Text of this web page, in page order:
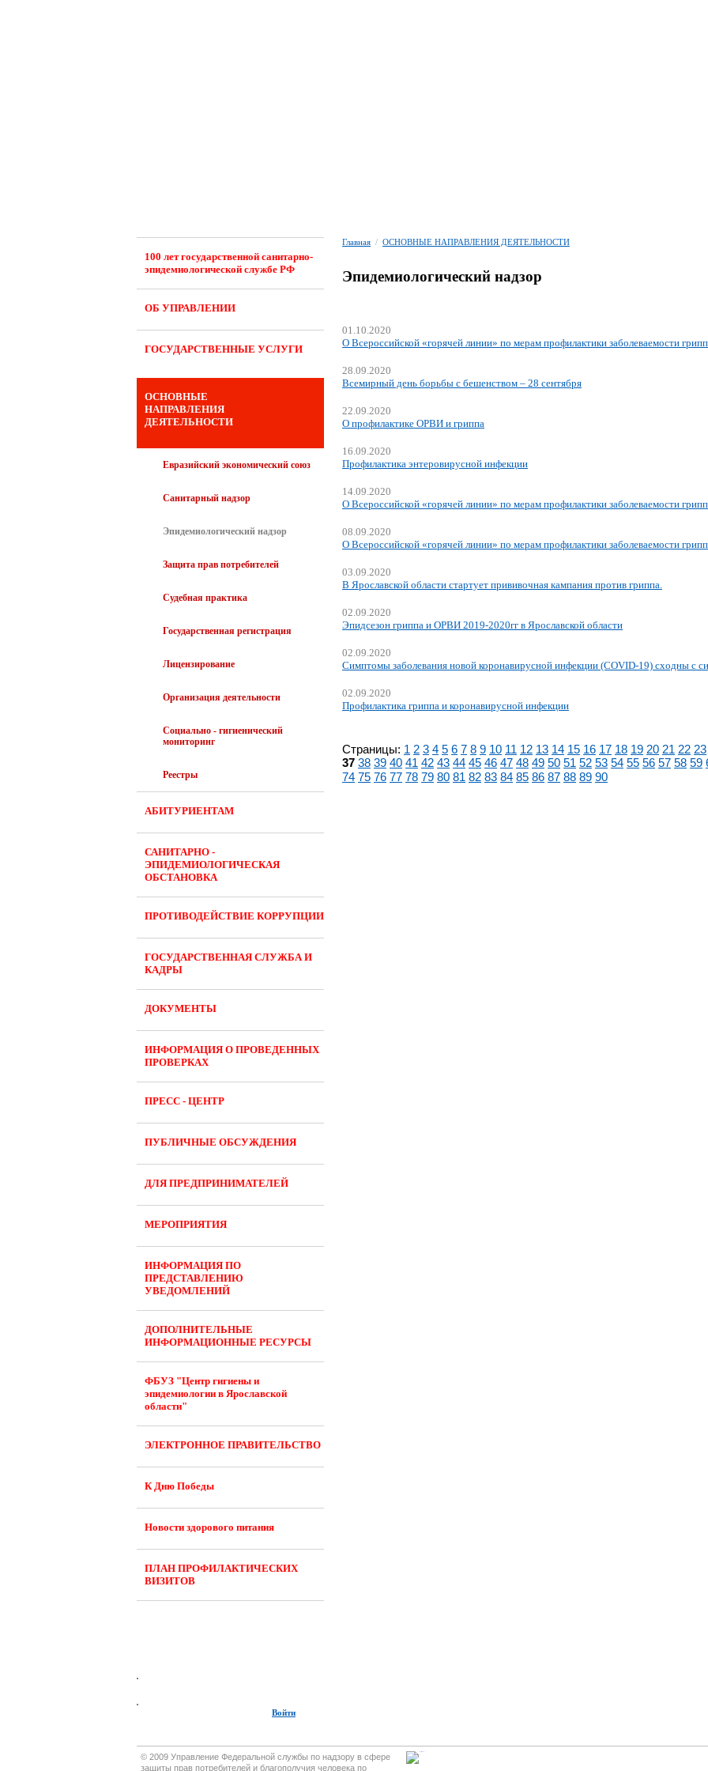
100 лет государственной санитарно-
эпидемиологической службе РФ
ОБ УПРАВЛЕНИИ
ГОСУДАРСТВЕННЫЕ УСЛУГИ
ОСНОВНЫЕ
НАПРАВЛЕНИЯ
ДЕЯТЕЛЬНОСТИ
Евразийский экономический союз
Санитарный надзор
Эпидемиологический надзор
Защита прав потребителей
Судебная практика
Государственная регистрация
Лицензирование
Организация деятельности
Социально - гигиенический
мониторинг
Реестры
АБИТУРИЕНТАМ
САНИТАРНО -
ЭПИДЕМИОЛОГИЧЕСКАЯ
ОБСТАНОВКА
ПРОТИВОДЕЙСТВИЕ КОРРУПЦИИ
ГОСУДАРСТВЕННАЯ СЛУЖБА И
КАДРЫ
ДОКУМЕНТЫ
ИНФОРМАЦИЯ О ПРОВЕДЕННЫХ
ПРОВЕРКАХ
ПРЕСС - ЦЕНТР
ПУБЛИЧНЫЕ ОБСУЖДЕНИЯ
ДЛЯ ПРЕДПРИНИМАТЕЛЕЙ
МЕРОПРИЯТИЯ
ИНФОРМАЦИЯ ПО
ПРЕДСТАВЛЕНИЮ
УВЕДОМЛЕНИЙ
ДОПОЛНИТЕЛЬНЫЕ
ИНФОРМАЦИОННЫЕ РЕСУРСЫ
ФБУЗ "Центр гигиены и
эпидемиологии в Ярославской
области"
ЭЛЕКТРОННОЕ ПРАВИТЕЛЬСТВО
К Дню Победы
Новости здорового питания
ПЛАН ПРОФИЛАКТИЧЕСКИХ
ВИЗИТОВ
Войти
Главная / ОСНОВНЫЕ НАПРАВЛЕНИЯ ДЕЯТЕЛЬНОСТИ
Эпидемиологический надзор
01.10.2020
О Всероссийской «горячей линии» по мерам профилактики заболеваемости
28.09.2020
Всемирный день борьбы с бешенством – 28 сентября
22.09.2020
О профилактике ОРВИ и гриппа
16.09.2020
Профилактика энтеровирусной инфекции
14.09.2020
О Всероссийской «горячей линии» по мерам профилактики заболеваемости
08.09.2020
О Всероссийской «горячей линии» по мерам профилактики заболеваемости
03.09.2020
В Ярославской области стартует прививочная кампания против гриппа.
02.09.2020
Эпидсезон гриппа и ОРВИ 2019-2020гг в Ярославской области
02.09.2020
Симптомы заболевания новой коронавирусной инфекции (COVID-19) сходны с
02.09.2020
Профилактика гриппа и коронавирусной инфекции
Страницы: 1 2 3 4 5 6 7 8 9 10 11 12 13 14 15 16 17 18 19 20 21 22 23
37 38 39 40 41 42 43 44 45 46 47 48 49 50 51 52 53 54 55 56 57 58 59
74 75 76 77 78 79 80 81 82 83 84 85 86 87 88 89 90
© 2009 Управление Федеральной службы по надзору в сфере
защиты прав потребителей и благополучия человека по